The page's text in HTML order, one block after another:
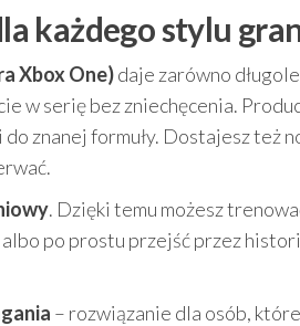
każdego stylu
Xbox One)daje zarówno
w serię bez zniechęcenia.
znanej formuły. Dostajesz też
. Dzięki temu możesz
po prostu przejść przez
– rozwiązanie dla osób,